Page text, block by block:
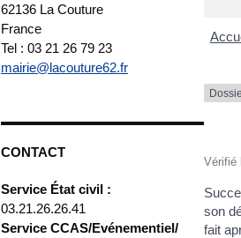
62136 La Couture
France
Tel : 03 21 26 79 23
mairie@lacouture62.fr
CONTACT
Service État civil :
03.21.26.26.41
Service CCAS/Evénementiel/
Vérifié
son
fait